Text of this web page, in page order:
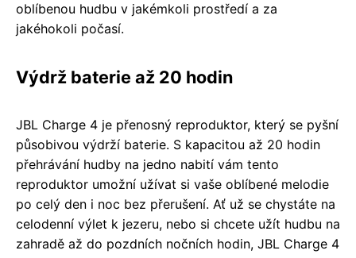
oblíbenou hudbu v jakémkoli prostředí a za
jakéhokoli počasí.
Výdrž baterie až 20 hodin
JBL Charge 4 je přenosný reproduktor, který se pyšní
působivou výdrží baterie. S kapacitou až 20 hodin
přehrávání hudby na jedno nabití vám tento
reproduktor umožní užívat si vaše oblíbené melodie
po celý den i noc bez přerušení. Ať už se chystáte na
celodenní výlet k jezeru, nebo si chcete užít hudbu na
zahradě až do pozdních nočních hodin, JBL Charge 4